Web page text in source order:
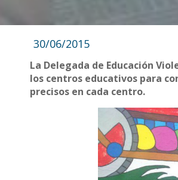
30/06/2015
La Delegada de Educación
los centros educativos para
precisos en cada centro.